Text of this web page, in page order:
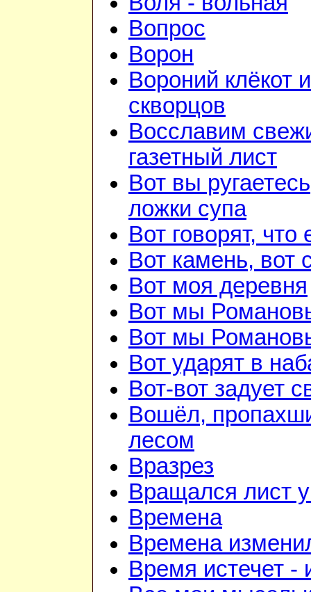
Вопрос
Ворон
Вороний клёкот
скворцов
Восславим
газетный лист
Вот вы
ложки супа
Вот говорят,
Вот камень, вот
Вот моя деревня
Вот мы
Вот мы
Вот ударят в
Вот-вот задует
Вошёл,
лесом
Вразрез
Вращался лист
Времена
Времена
Время истечет -